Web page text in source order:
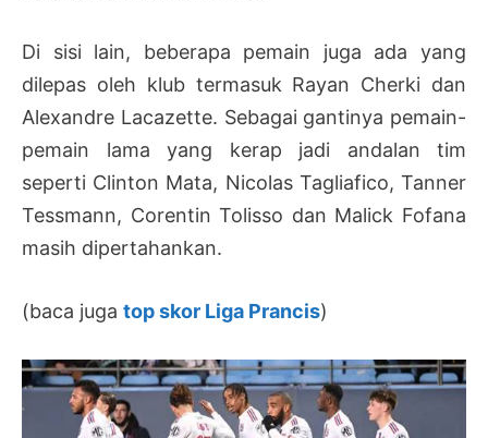
Di sisi lain, beberapa pemain juga ada yang
dilepas oleh klub termasuk Rayan Cherki dan
Alexandre Lacazette. Sebagai gantinya pemain-
pemain lama yang kerap jadi andalan tim
seperti Clinton Mata, Nicolas Tagliafico, Tanner
Tessmann, Corentin Tolisso dan Malick Fofana
masih dipertahankan.
(baca juga top skor Liga Prancis)